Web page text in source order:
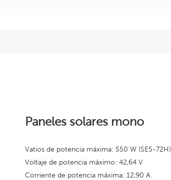
Paneles solares mono
Vatios de potencia máxima: 550 W (SE5-72H)
Voltaje de potencia máximo: 42,64 V
Corriente de potencia máxima: 12,90 A.